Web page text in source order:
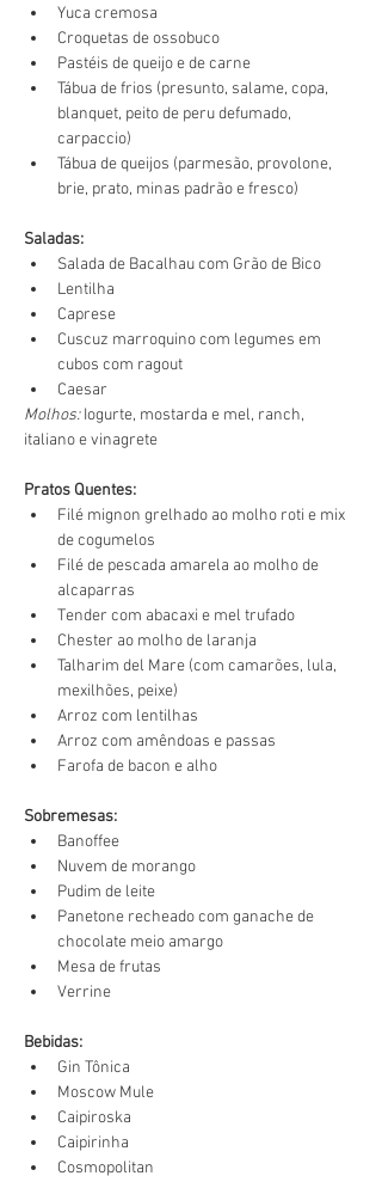
Yuca cremosa
Croquetas de ossobuco
Pastéis de queijo e de carne
Tábua de frios (presunto, salame, copa,
blanquet, peito de peru defumado,
carpaccio)
Tábua de queijos (parmesão, provolone,
brie, prato, minas padrão e fresco)
Saladas:
Salada de Bacalhau com Grão de Bico
Lentilha
Caprese
Cuscuz marroquino com legumes em
cubos com ragout
Caesar
Molhos: Iogurte, mostarda e mel, ranch,
italiano e vinagrete
Pratos Quentes:
Filé mignon grelhado ao molho roti e mix
de cogumelos
Filé de pescada amarela ao molho de
alcaparras
Tender com abacaxi e mel trufado
Chester ao molho de laranja
Talharim del Mare (com camarões, lula,
mexilhões, peixe)
Arroz com lentilhas
Arroz com amêndoas e passas
Farofa de bacon e alho
Sobremesas:
Banoffee
Nuvem de morango
Pudim de leite
Panetone recheado com ganache de
chocolate meio amargo
Mesa de frutas
Verrine
Bebidas:
Gin Tônica
Moscow Mule
Caipiroska
Caipirinha
Cosmopolitan